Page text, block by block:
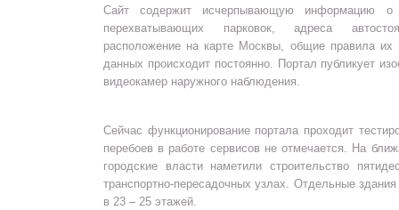
Сайт содержит исчерпывающую информацию о
перехватывающих парковок, адреса
расположение на карте Москвы, общие правила их
данных происходит постоянно. Портал публикует
видеокамер наружного наблюдения.
Сейчас функционирование портала проходит
перебоев в работе сервисов не отмечается. На
городские власти наметили строительство
транспортно-пересадочных узлах. Отдельные
в 23 – 25 этажей.